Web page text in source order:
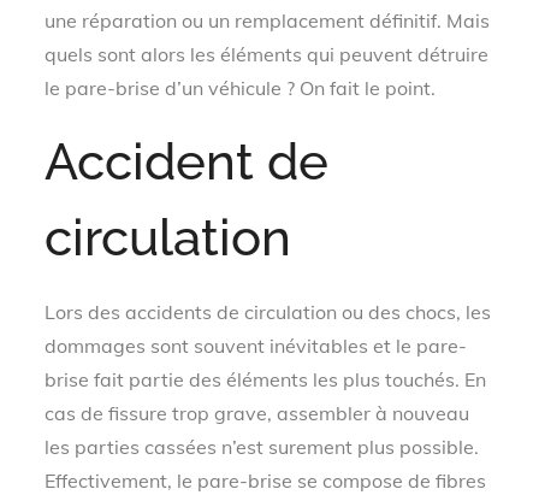
une réparation ou un remplacement définitif. Mais
quels sont alors les éléments qui peuvent détruire
le pare-brise d’un véhicule ? On fait le point.
Accident de
circulation
Lors des accidents de circulation ou des chocs, les
dommages sont souvent inévitables et le pare-
brise fait partie des éléments les plus touchés. En
cas de fissure trop grave, assembler à nouveau
les parties cassées n’est surement plus possible.
Effectivement, le pare-brise se compose de fibres